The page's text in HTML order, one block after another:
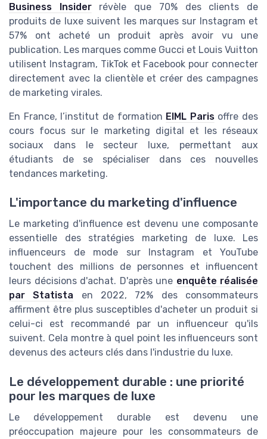
Business Insiderrévèle que 70% des clients de
produits de luxe suivent les marques sur Instagram et
57% ont acheté un produit après avoir vu une
publication. Les marques comme Gucci et Louis Vuitton
utilisent Instagram, TikTok et Facebook pour connecter
directement avec la clientèle et créer des campagnes
de marketing virales.
En France, l’institut de formation EIML Parisoffre des
cours focus sur le marketing digital et les réseaux
sociaux dans le secteur luxe, permettant aux
étudiants de se spécialiser dans ces nouvelles
tendances marketing.
L'importance du marketing d'influence
Le marketing d'influence est devenu une composante
essentielle des stratégies marketing de luxe. Les
influenceurs de mode sur Instagram et YouTube
touchent des millions de personnes et influencent
leurs décisions d'achat. D'après une enquête réalisée
par Statista en 2022, 72% des consommateurs
affirment être plus susceptibles d'acheter un produit si
celui-ci est recommandé par un influenceur qu'ils
suivent. Cela montre à quel point les influenceurs sont
devenus des acteurs clés dans l'industrie du luxe.
Le développement durable : une priorité
pour les marques de luxe
Le développement durable est devenu une
préoccupation majeure pour les consommateurs de